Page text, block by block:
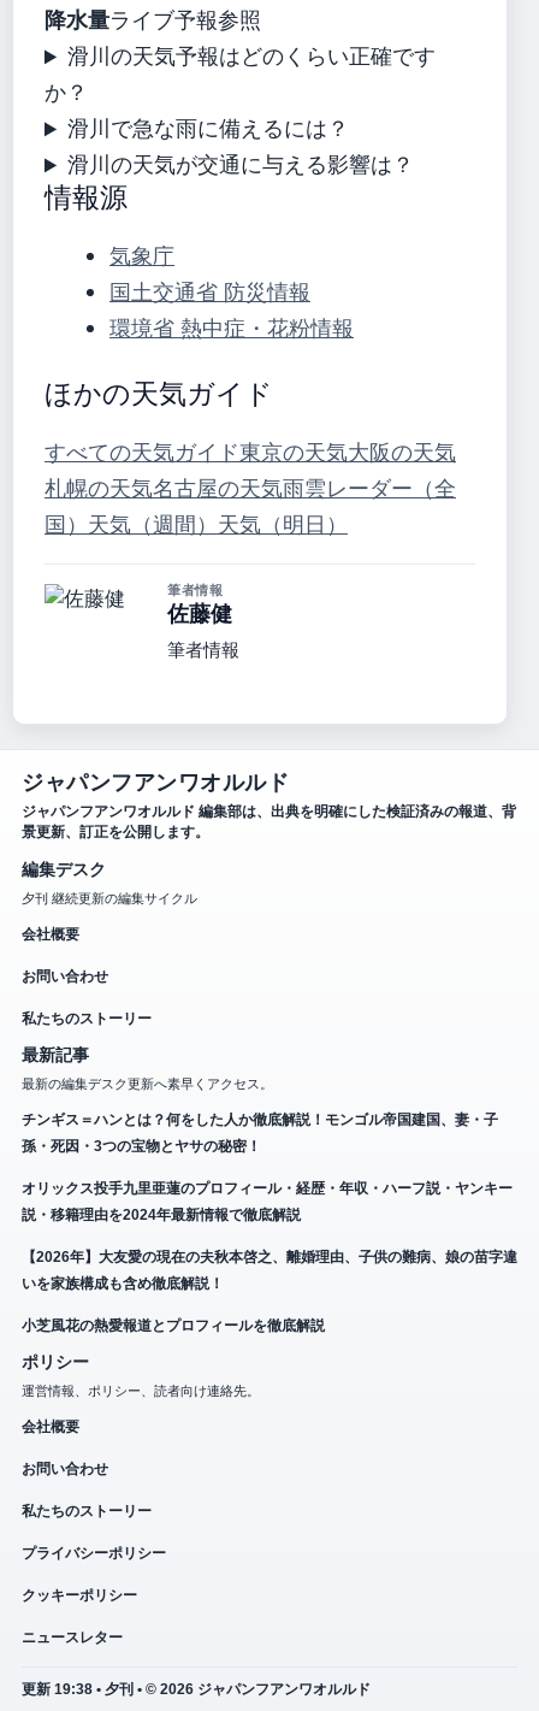
降水量ライブ予報参照
滑川の天気予報はどのくらい正確です
か？
滑川で急な雨に備えるには？
滑川の天気が交通に与える影響は？
情報源
気象庁
国土交通省 防災情報
環境省 熱中症・花粉情報
ほかの天気ガイド
すべての天気ガイド東京の天気大阪の天気
札幌の天気名古屋の天気雨雲レーダー（全
国） 天気（週間） 天気（明日）
筆者情報
佐藤健
筆者情報
ジャパンフアンワオルルド
ジャパンフアンワオルルド 編集部は、出典を明確にした検証済みの報道、背
景更新、訂正を公開します。
編集デスク
夕刊 継続更新の編集サイクル
会社概要
お問い合わせ
私たちのストーリー
最新記事
最新の編集デスク更新へ素早くアクセス。
チンギス＝ハンとは？何をした人か徹底解説！モンゴル帝国建国、妻・子
孫・死因・3つの宝物とヤサの秘密！
オリックス投手九里亜蓮のプロフィール・経歴・年収・ハーフ説・ヤンキー
説・移籍理由を2024年最新情報で徹底解説
【2026年】大友愛の現在の夫秋本啓之、離婚理由、子供の難病、娘の苗字違
いを家族構成も含め徹底解説！
小芝風花の熱愛報道とプロフィールを徹底解説
ポリシー
運営情報、ポリシー、読者向け連絡先。
会社概要
お問い合わせ
私たちのストーリー
プライバシーポリシー
クッキーポリシー
ニュースレター
更新 19:38 • 夕刊 • © 2026 ジャパンフアンワオルルド